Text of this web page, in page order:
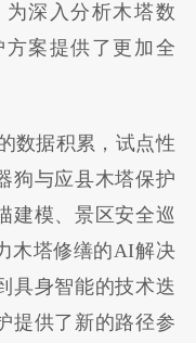
深入分析木塔数
案提供了更加全
数据积累，试点性
狗与应县木塔保护
建模、景区安全巡
木塔修缮的AI解决
具身智能的技术迭
提供了新的路径参